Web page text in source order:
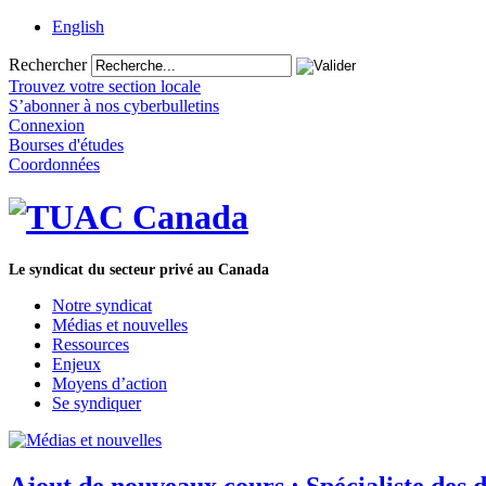
English
Rechercher
Trouvez votre section locale
S’abonner à nos cyberbulletins
Connexion
Bourses d'études
Coordonnées
Le syndicat du secteur privé au Canada
Notre syndicat
Médias et nouvelles
Ressources
Enjeux
Moyens d’action
Se syndiquer